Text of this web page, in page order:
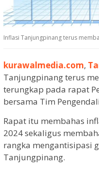
Inflasi Tanjungpinang terus
kurawalmedia.com,
Tanjungpinang terus
terungkap pada rapat
bersama Tim
Rapat itu membahas
2024 sekaligus
rangka mengantisipasi
Tanjungpinang.